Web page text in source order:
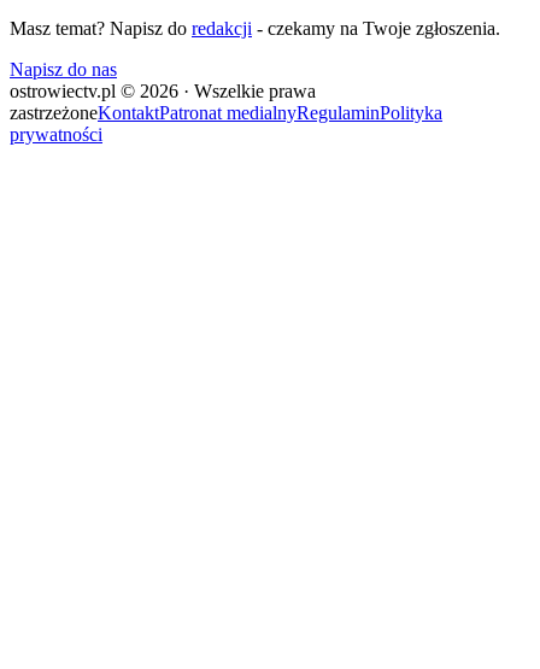
Masz temat? Napisz do redakcji - czekamy na Twoje zgłoszenia.
Napisz do nas
ostrowiectv.pl © 2026 · Wszelkie prawa
zastrzeżoneKontaktPatronat medialnyRegulaminPolityka
prywatności